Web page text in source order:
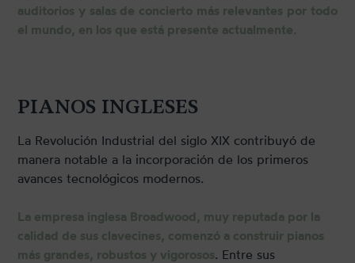
auditorios y salas de concierto más relevantes por todo
el mundo, en los que está presente actualmente.
PIANOS INGLESES
La Revolución Industrial del siglo XIX contribuyó de
manera notable a la incorporación de los primeros
avances tecnológicos modernos.
La empresa inglesa Broadwood, muy reputada por la
calidad de sus clavecines, comenzó a construir pianos
más grandes, robustos y vigorosos. Entre sus